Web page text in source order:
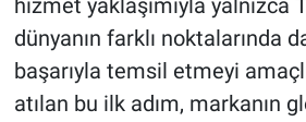
hizmet yaklaşımıyla yalnızca
dünyanın farklı noktalarında
başarıyla temsil etmeyi
atılan bu ilk adım, markanın